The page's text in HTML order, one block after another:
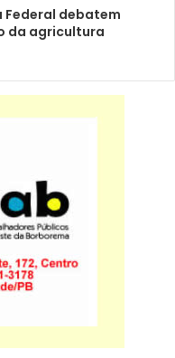
Federal debatem
da agricultura